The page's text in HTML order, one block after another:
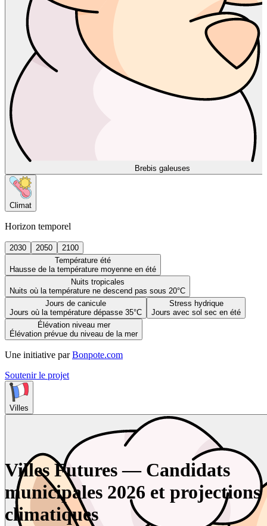
Brebis galeuses
Climat
Horizon temporel
2030 2050
2100
Température été
Hausse de la température moyenne en été
Nuits tropicales
Nuits où la température ne descend pas sous 20°C
Jours de canicule
Jours où la température dépasse 35°C
Stress hydrique
Jours avec sol sec en été
Élévation niveau mer
Élévation prévue du niveau de la mer
Une initiative par Bonpote.com
Soutenir le projet
Villes
Villes Futures — Candidats
municipales 2026 et projections
climatiques